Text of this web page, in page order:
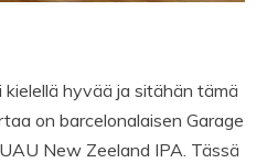
hyvää ja sitähän tämä
on barcelonalaisen Garage
New Zeeland IPA. Tässä